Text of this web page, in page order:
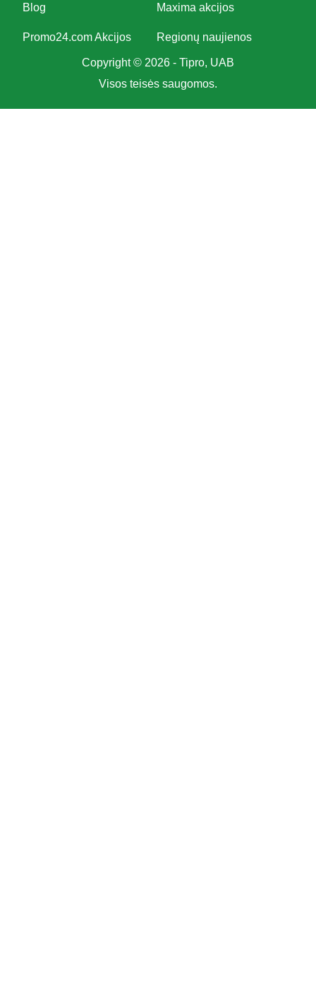
Blog Maxima akcijos
Promo24.com Akcijos Regionų naujienos
Copyright © 2026 - Tipro, UAB
Visos teisės saugomos.